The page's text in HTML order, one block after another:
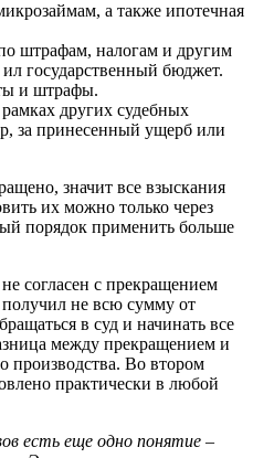
а также ипотечная
штрафам, налогам и другим
государственный бюджет.
и штрафы.
других судебных
за принесенный ущерб или
значит все взыскания
их можно только через
порядок применить больше
согласен с прекращением
получил не всю сумму от
в суд и начинать все
между прекращением и
производства. Во втором
практически в любой
есть еще одно понятие –